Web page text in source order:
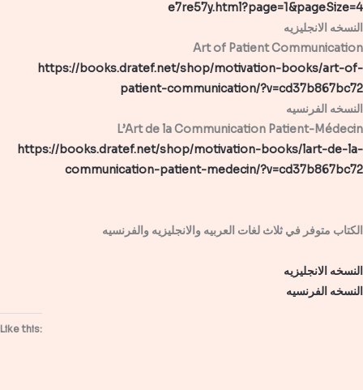
e7re57y.html?page=1&pageSize=4
النسخه الانجليزيه
Art of Patient Communication
https://books.dratef.net/shop/motivation-books/art-of-
patient-communication/?v=cd37b867bc72
النسخه الفرنسيه
L’Art de la Communication Patient-Médecin
https://books.dratef.net/shop/motivation-books/lart-de-la-
communication-patient-medecin/?v=cd37b867bc72
الكتاب متوفر في ثلاث لغات العربيه والانجليزيه والفرنسيه
النسخه الانجليزيه
النسخه الفرنسيه
Like this: